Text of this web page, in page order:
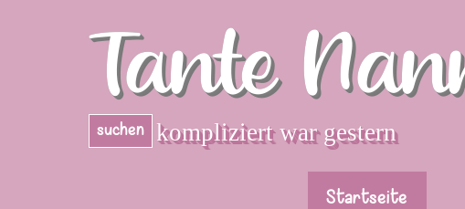
Tante
suchen kompliziert war gestern
Startseite